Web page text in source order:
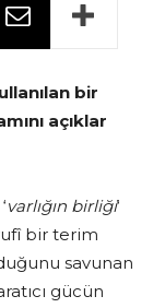
bir
açıklar
varlığın birliği‘
bir terim
savu­nan
gücün